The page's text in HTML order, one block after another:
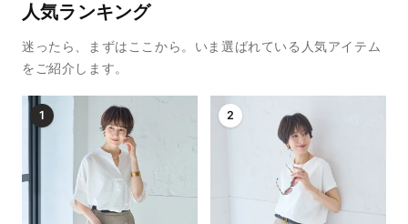
人気ランキング
迷ったら、まずはここから。いま選ばれている人気アイテム
をご紹介します。
1 2